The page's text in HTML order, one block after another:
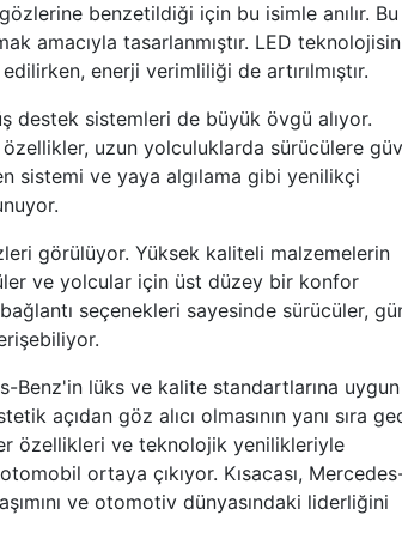
benzetildiği için bu isimle anılır. Bu
amacıyla tasarlanmıştır. LED
enerji verimliliği de artırılmıştır.
destek sistemleri de büyük övgü alıyor.
uzun yolculuklarda sürücülere
sistemi ve yaya algılama gibi yenilikçi
görülüyor. Yüksek kaliteli malzemelerin
ve yolcular için üst düzey bir konfor
seçenekleri sayesinde sürücüler,
Benz'in lüks ve kalite standartlarına
açıdan göz alıcı olmasının yanı sıra
özellikleri ve teknolojik yenilikleriyle
ortaya çıkıyor. Kısacası,
ve otomotiv dünyasındaki liderliğini